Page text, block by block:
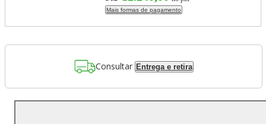
Mais formas de pagamento
Consultar Entrega e retira